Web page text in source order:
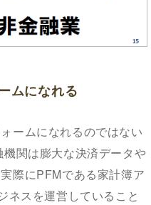
ムになれる
ームになれるのではない
関は膨大な決済データや
際にPFMである家計簿ア
ネスを運営していること